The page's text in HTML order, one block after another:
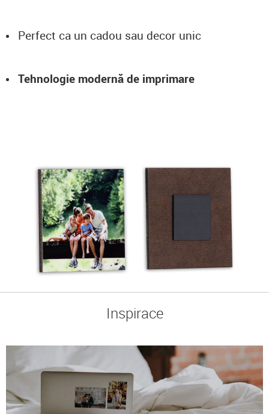
Perfect ca un cadou sau decor unic
Tehnologie modernă de imprimare
Inspirace